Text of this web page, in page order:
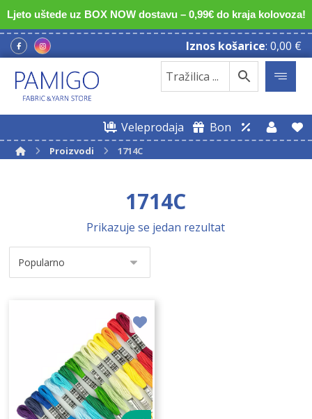
Ljeto uštede uz BOX NOW dostavu – 0,99€ do kraja kolovoza!
Iznos košarice: 0,00 €
Veleprodaja Bon
Proizvodi 1714C
1714C
Prikazuje se jedan rezultat